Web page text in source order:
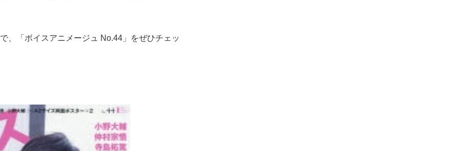
、「ボイスアニメージュ No.44」をぜひチェッ